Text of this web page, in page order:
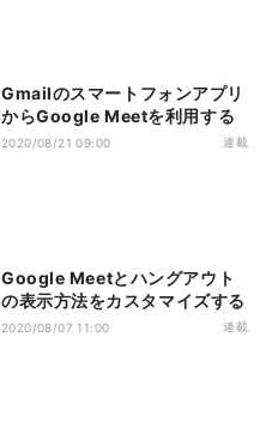
Gmailのスマートフォンアプリ
からGoogle Meetを利用する
2020/08/21 09:00 連載
Google Meetとハングアウト
の表示方法をカスタマイズする
2020/08/07 11:00 連載